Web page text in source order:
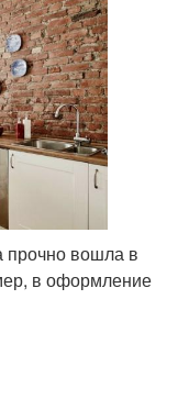
прочно вошла в
в оформление